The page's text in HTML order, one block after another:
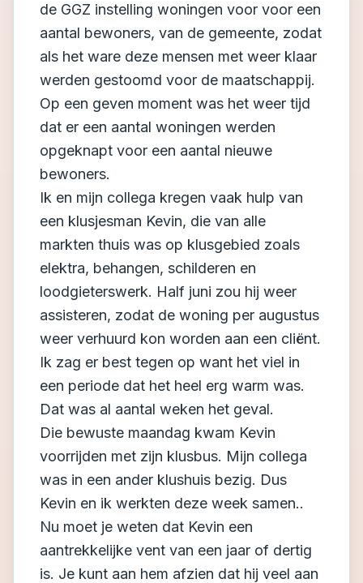
de GGZ instelling woningen voor voor een
aantal bewoners, van de gemeente, zodat
als het ware deze mensen met weer klaar
werden gestoomd voor de maatschappij.
Op een geven moment was het weer tijd
dat er een aantal woningen werden
opgeknapt voor een aantal nieuwe
bewoners.
Ik en mijn collega kregen vaak hulp van
een klusjesman Kevin, die van alle
markten thuis was op klusgebied zoals
elektra, behangen, schilderen en
loodgieterswerk. Half juni zou hij weer
assisteren, zodat de woning per augustus
weer verhuurd kon worden aan een cliënt.
Ik zag er best tegen op want het viel in
een periode dat het heel erg warm was.
Dat was al aantal weken het geval.
Die bewuste maandag kwam Kevin
voorrijden met zijn klusbus. Mijn collega
was in een ander klushuis bezig. Dus
Kevin en ik werkten deze week samen..
Nu moet je weten dat Kevin een
aantrekkelijke vent van een jaar of dertig
is. Je kunt aan hem afzien dat hij veel aan